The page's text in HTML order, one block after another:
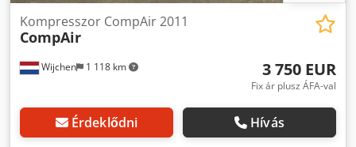
Wijchen 1 118 km
Kompresszor CompAir 2011
CompAir
3 750 EUR
Fix ár plusz ÁFA-val
Érdeklődni Hívás